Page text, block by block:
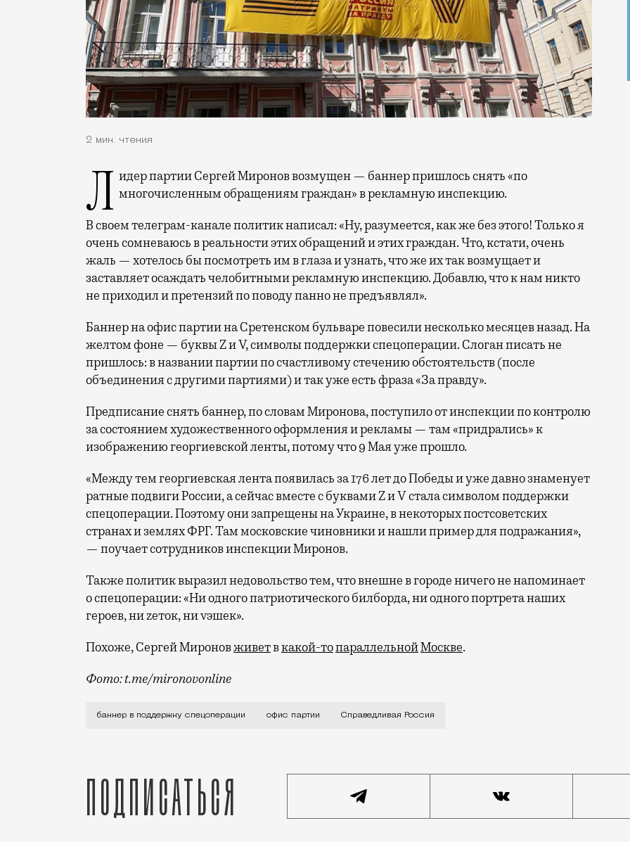
2 мин. чтения
Лидер партии Сергей Миронов возмущен — баннер пришлось снять «по многочисленным обращениям граждан» в рекламную инспекцию.
В своем телеграм-канале политик написал: «Ну, разумеется, как же без этого! Только я
очень сомневаюсь в реальности этих обращений и этих граждан. Что, кстати, очень
жаль — хотелось бы посмотреть им в глаза и узнать, что же их так возмущает и
заставляет осаждать челобитными рекламную инспекцию. Добавлю, что к нам никто
не приходил и претензий по поводу панно не предъявлял».
Баннер на офис партии на Сретенском бульваре повесили несколько месяцев назад. На
желтом фоне — буквы Z и V, символы поддержки спецоперации. Слоган писать не
пришлось: в названии партии по счастливому стечению обстоятельств (после
объединения с другими партиями) и так уже есть фраза «За правду».
Предписание снять баннер, по словам Миронова, поступило от инспекции по контролю
за состоянием художественного оформления и рекламы — там «придрались» к
изображению георгиевской ленты, потому что 9 Мая уже прошло.
«Между тем георгиевская лента появилась за 176 лет до Победы и уже давно знаменует
ратные подвиги России, а сейчас вместе с буквами Z и V стала символом поддержки
спецоперации. Поэтому они запрещены на Украине, в некоторых постсоветских
странах и землях ФРГ. Там московские чиновники и нашли пример для подражания»,
— поучает сотрудников инспекции Миронов.
Также политик выразил недовольство тем, что внешне в городе ничего не напоминает
о спецоперации: «Ни одного патриотического билборда, ни одного портрета наших
героев, ни zеток, ни vэшек».
Похоже, Сергей Мироновживетвкакой-топараллельнойМоскве.
Фото: t.me/mironovonline
Лидер партии Сергей Миронов возмущен — баннер пришлось снять «по многочисленным
баннер в поддержку спецоперации офис партии Справедливая Россия
Подписаться